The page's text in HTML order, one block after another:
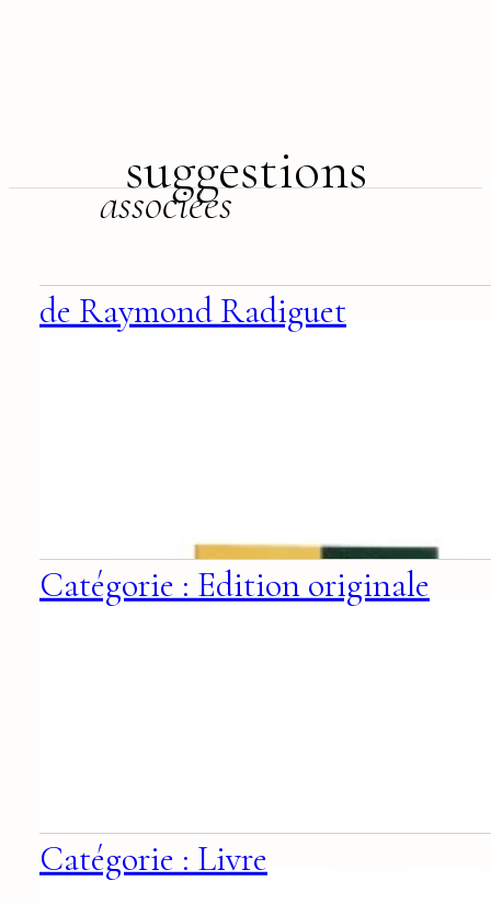
suggestions
associées
de Raymond Radiguet
Catégorie : Edition originale
Catégorie : Livre